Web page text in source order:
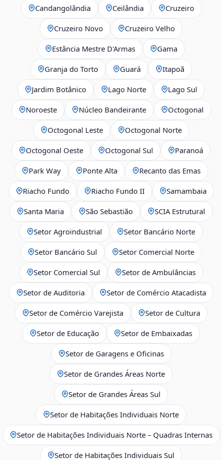
Candangolândia Ceilândia Cruzeiro
Cruzeiro Novo Cruzeiro Velho
Estância Mestre D'Armas Gama
Granja do Torto Guará Itapoã
Jardim Botânico Lago Norte Lago Sul
Noroeste Núcleo Bandeirante Octogonal
Octogonal Leste Octogonal Norte
Octogonal Oeste Octogonal Sul Paranoá
Park Way Ponte Alta Recanto das Emas
Riacho Fundo Riacho Fundo II Samambaia
Santa Maria São Sebastião SCIA Estrutural
Setor Agroindustrial Setor Bancário Norte
Setor Bancário Sul Setor Comercial Norte
Setor Comercial Sul Setor de Ambulâncias
Setor de Auditoria Setor de Comércio Atacadista
Setor de Comércio Varejista Setor de Cultura
Setor de Educação Setor de Embaixadas
Setor de Garagens e Oficinas
Setor de Grandes Áreas Norte
Setor de Grandes Áreas Sul
Setor de Habitações Individuais Norte
Setor de Habitações Individuais Norte – Quadras Internas
Setor de Habitações Individuais Sul